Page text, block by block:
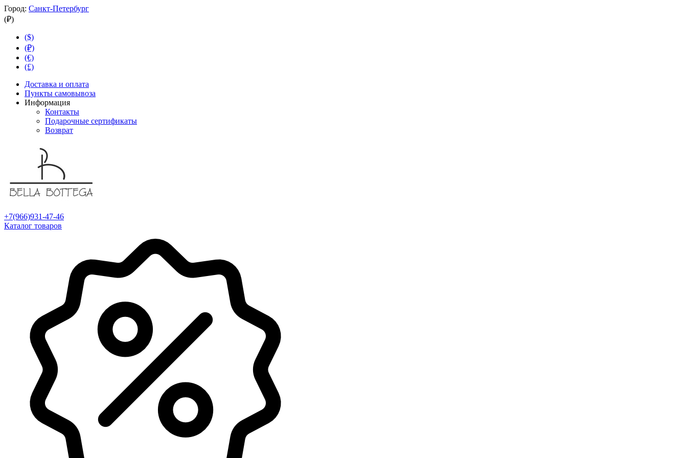
Город: Санкт-Петербург
(₽)
($)
(₽)
(€)
(£)
Доставка и оплата
Пункты самовывоза
Информация
Контакты
Подарочные сертификаты
Возврат
+7(966)931-47-46
Каталог товаров